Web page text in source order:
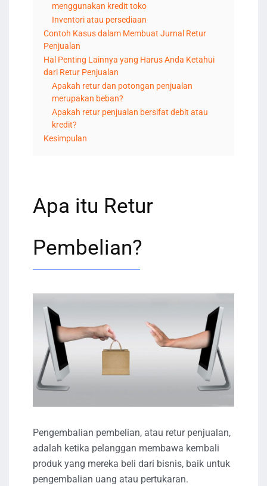
menggunakan kredit toko
Inventori atau persediaan
Contoh Kasus dalam Membuat Jurnal Retur
Penjualan
Hal Penting Lainnya yang Harus Anda Ketahui
dari Retur Penjualan
Apakah retur dan potongan penjualan
merupakan beban?
Apakah retur penjualan bersifat debit atau
kredit?
Kesimpulan
Apa itu Retur
Pembelian?
Pengembalian pembelian, atau retur penjualan,
adalah ketika pelanggan membawa kembali
produk yang mereka beli dari bisnis, baik untuk
pengembalian uang atau pertukaran.